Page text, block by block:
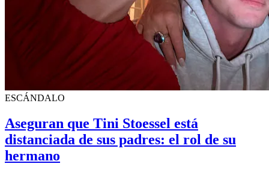
ESCÁNDALO
Aseguran que Tini Stoessel está
distanciada de sus padres: el rol de su
hermano